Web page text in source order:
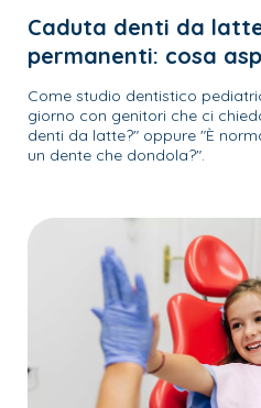
Caduta denti da
permanenti: cosa
Come studio dentistico
giorno con genitori che ci
denti da latte?" oppure "È
un dente che dondola?".